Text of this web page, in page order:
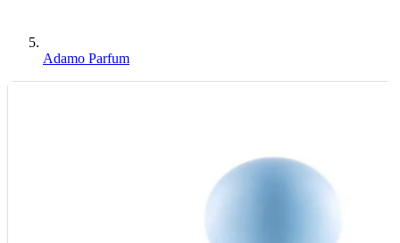
Adamo Parfum